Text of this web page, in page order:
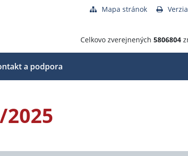
Mapa stránok
Celkovo zverejnených 5806804
a podpora